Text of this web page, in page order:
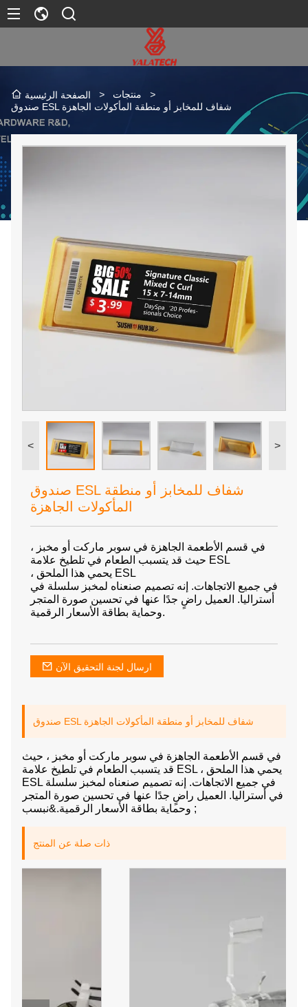
الصفحة الرئيسية > منتجات
>
صندوق ESL شفاف للمخابز أو منطقة المأكولات الجاهزة
< >
صندوق ESL شفاف للمخابز أو منطقة
المأكولات الجاهزة
في قسم الأطعمة الجاهزة في سوبر ماركت أو مخبز ،
حيث قد يتسبب الطعام في تلطيخ علامة ESL
، يحمي هذا الملحق ESL
في جميع الاتجاهات. إنه تصميم صنعناه لمخبز سلسلة في
أستراليا. العميل راضٍ جدًا عنها في تحسين صورة المتجر
وحماية بطاقة الأسعار الرقمية.
ارسال لجنة التحقيق الآن
صندوق ESL شفاف للمخابز أو منطقة المأكولات الجاهزة
في قسم الأطعمة الجاهزة في سوبر ماركت أو مخبز ، حيث
قد يتسبب الطعام في تلطيخ علامة ESL ، يحمي هذا الملحق
ESL في جميع الاتجاهات. إنه تصميم صنعناه لمخبز سلسلة
في أستراليا. العميل راضٍ جدًا عنها في تحسين صورة المتجر
وحماية بطاقة الأسعار الرقمية.&نبسب ;
ذات صلة عن المنتج